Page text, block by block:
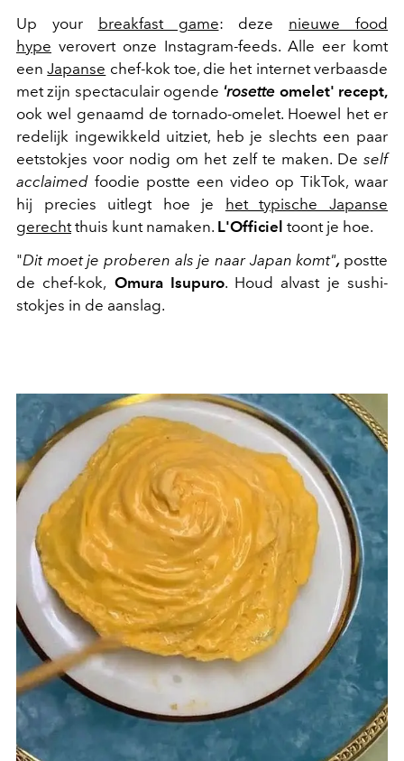
Up your breakfast game: deze nieuwe food
hype verovert onze Instagram-feeds. Alle eer komt
eenJapanse chef-kok toe, die het internet verbaasde
met zijn spectaculair ogende 'rosette omelet' recept,
ook wel genaamd de tornado-omelet. Hoewel het er
redelijk ingewikkeld uitziet, heb je slechts een paar
eetstokjes voor nodig om het zelf te maken. De self
acclaimed foodie postte een video op TikTok, waar
hij precies uitlegt hoe je
het typische Japanse
gerechtthuis kunt namaken. L'Officiel toont je hoe.
"Dit moet je proberen als je naar Japan komt", postte
de chef-kok, Omura Isupuro. Houd alvast je sushi-
stokjes in de aanslag.